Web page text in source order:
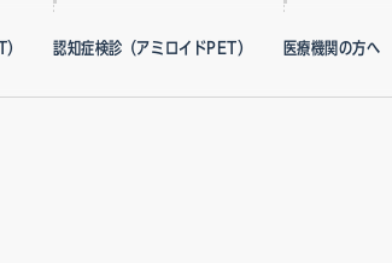
認知症検診（アミロイドPET） 医療機関の方へ